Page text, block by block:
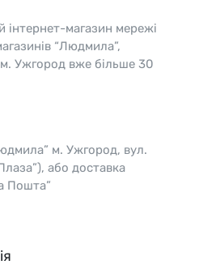
інтернет-магазин мережі
“Людмила”,
Ужгород вже більше 30
м. Ужгород, вул.
або доставка
Пошта”